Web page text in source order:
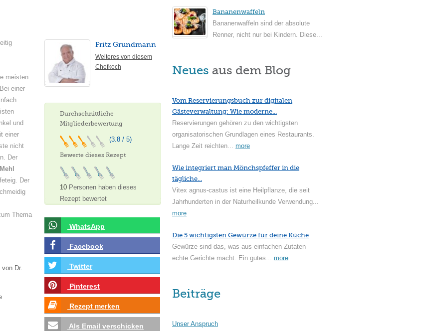
Fritz Grundmann
Weiteres von diesem
Chefkoch
Durchschnittliche
Mitgliederbewertung
(3.8 / 5)
Bewerte dieses Rezept
10 Personen haben dieses
Rezept bewertet
WhatsApp
Facebook
Twitter
Pinterest
Rezept merken
Als Email verschicken
meisten
einer
und
einer
nicht
Der
Der
Thema
Dr.
Bananenwaffeln
Bananenwaffeln sind der absolute
Renner, nicht nur bei Kindern. Diese...
Neues aus dem Blog
Vom Reservierungsbuch zur digitalen
Gästeverwaltung: Wie moderne...
Reservierungen gehören zu den wichtigsten
organisatorischen Grundlagen eines Restaurants.
Lange Zeit reichten... more
Wie integriert man Mönchspfeffer in die
tägliche...
Vitex agnus-castus ist eine Heilpflanze, die seit
Jahrhunderten in der Naturheilkunde Verwendung...
more
Die 5 wichtigsten Gewürze für deine Küche
Gewürze sind das, was aus einfachen Zutaten
echte Gerichte macht. Ein gutes... more
Beiträge
Unser Anspruch